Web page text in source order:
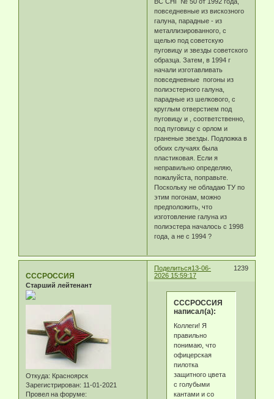
повседневные из вискозного
галуна, парадные - из
металлизированного, с
щелью под советскую
пуговицу и звезды советского
образца. Затем, в 1994 г
начали изготавливать
повседневные погоны из
полиэстерного галуна,
парадные из шелкового, с
круглым отверстием под
пуговицу и , соответственно,
под пуговицу с орлом и
граненые звезды. Подложка в
обоих случаях была
пластиковая. Если я
неправильно определяю,
пожалуйста, поправьте.
Поскольку не обладаю ТУ по
этим погонам, можно
предположить, что
изготовление галуна из
полиэстера началось с 1998
года, а не с 1994 ?
Поделиться 1239
13-06-
2026 15:59:17
СССРОССИЯ
Старший лейтенант
Откуда: Красноярск
Зарегистрирован: 11-01-2021
Провел на форуме:
СССРОССИЯ
написал(а):
Коллеги! Я
правильно
понимаю, что
офицерская
пилотка
защитного цвета
с голубыми
кантами и со